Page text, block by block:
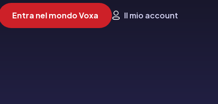
Entra nel mondo Voxa Il mio account